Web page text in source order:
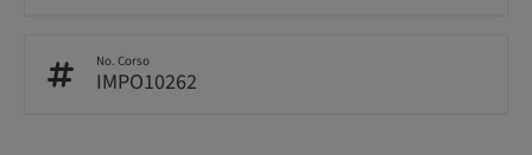
No. Corso
IMPO10262